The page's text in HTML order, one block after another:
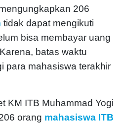
206
tidak dapat mengikuti
bisa membayar uang
batas waktu
para mahasiswa terakhir
KM ITB Muhammad Yogi
orang mahasiswa ITB